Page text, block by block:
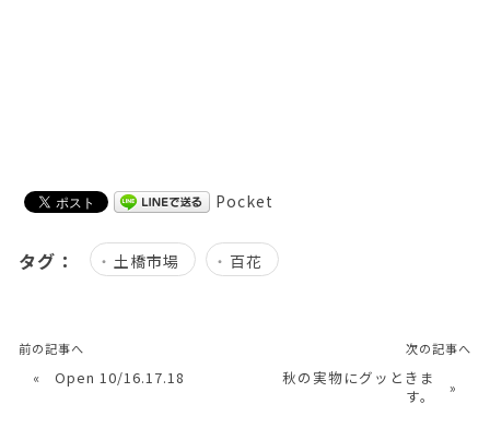
Pocket
タグ： 土橋市場 百花
前の記事へ
« Open 10/16.17.18
次の記事へ
秋の実物にグッときま
す。
»